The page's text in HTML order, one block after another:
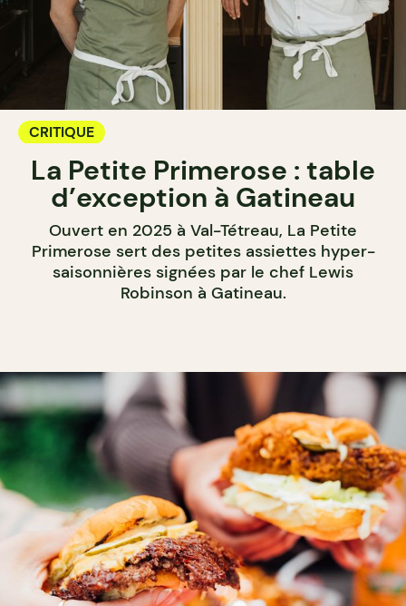
CRITIQUE
La Petite Primerose : table
d’exception à Gatineau
Ouvert en 2025 à Val-Tétreau, La Petite
Primerose sert des petites assiettes hyper-
saisonnières signées par le chef Lewis
Robinson à Gatineau.